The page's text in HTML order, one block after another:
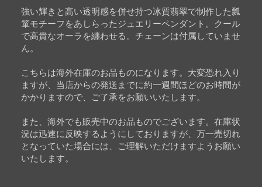
強い輝きと高い透明感を併せ持つ冰質翡翠で制作した瓢
箪モチーフをあしらったジュエリーペンダント。クール
で高貴なオーラを纏わせる。チェーンは付属していませ
ん。
こちらは海外在庫のお品ものになります。大変恐れ入り
ますが、当店からの発送までに約一週間ほどのお時間が
かかりますので、ご了承をお願いいたします。
また、海外でも販売中のお品ものでございます。在庫状
況は迅速に反映するようにしておりますが、万一売切れ
となっていた場合には、ご理解いただけますようお願い
いたします。